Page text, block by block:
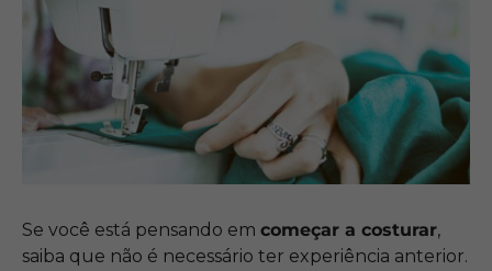
Se você está pensando em começar a costurar,
saiba que não é necessário ter experiência anterior.